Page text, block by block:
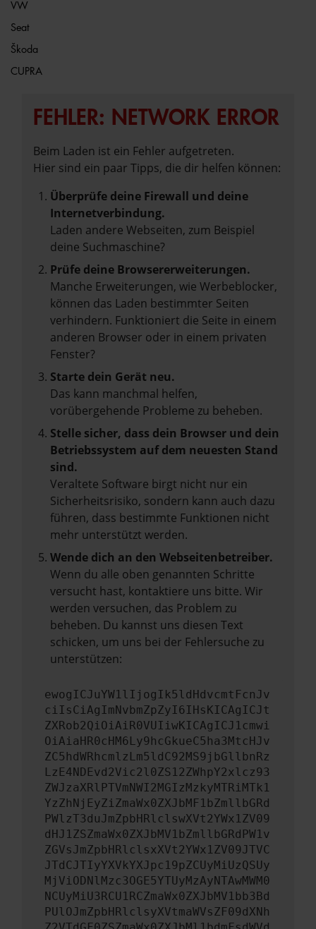
VW
Seat
Škoda
CUPRA
FEHLER: NETWORK ERROR
Beim Laden ist ein Fehler aufgetreten.
Hier sind ein paar Tipps, die dir helfen können:
Überprüfe deine Firewall und deine
Internetverbindung.
Laden andere Webseiten, zum Beispiel
deine Suchmaschine?
Prüfe deine Browsererweiterungen.
Manche Erweiterungen, wie Werbeblocker,
können das Laden bestimmter Seiten
verhindern. Funktioniert die Seite in einem
anderen Browser oder in einem privaten
Fenster?
Starte dein Gerät neu.
Das kann manchmal helfen,
vorübergehende Probleme zu beheben.
Stelle sicher, dass dein Browser und dein
Betriebssystem auf dem neuesten Stand
sind.
Veraltete Software birgt nicht nur ein
Sicherheitsrisiko, sondern kann auch dazu
führen, dass bestimmte Funktionen nicht
mehr unterstützt werden.
Wende dich an den Webseitenbetreiber.
Wenn du alle oben genannten Schritte
versucht hast, kontaktiere uns bitte. Wir
werden versuchen, das Problem zu
beheben. Du kannst uns diesen Text
schicken, um uns bei der Fehlersuche zu
unterstützen:
ewogICJuYW1lIjogIk5ldHdvcmtFcnJv
ciIsCiAgImNvbmZpZyI6IHsKICAgICJt
ZXRob2QiOiAiR0VUIiwKICAgICJ1cmwi
OiAiaHR0cHM6Ly9hcGkueC5ha3MtcHJv
ZC5hdWRhcmlzLm5ldC92MS9jbGllbnRz
LzE4NDEvd2Vic2l0ZS12ZWhpY2xlcz93
ZWJzaXRlPTVmNWI2MGIzMzkyMTRiMTk1
YzZhNjEyZiZmaWx0ZXJbMF1bZmllbGRd
PWlzT3duJmZpbHRlclswXVt2YWx1ZV09
dHJ1ZSZmaWx0ZXJbMV1bZmllbGRdPW1v
ZGVsJmZpbHRlclsxXVt2YWx1ZV09JTVC
JTdCJTIyYXVkYXJpc19pZCUyMiUzQSUy
MjViODNlMzc3OGE5YTUyMzAyNTAwMWM0
NCUyMiU3RCU1RCZmaWx0ZXJbMV1bb3Bd
PUlOJmZpbHRlclsyXVtmaWVsZF09dXNh